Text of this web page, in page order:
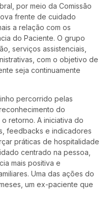
por meio da Comissão
frente de cuidado
a relação com os
do Paciente. O grupo
serviços assistenciais,
com o objetivo de
seja continuamente
percorrido pelas
do
retorno. A iniciativa do
feedbacks e indicadores
práticas de hospitalidade
centrado na pessoa,
mais positiva e
Uma das ações do
um ex-paciente que